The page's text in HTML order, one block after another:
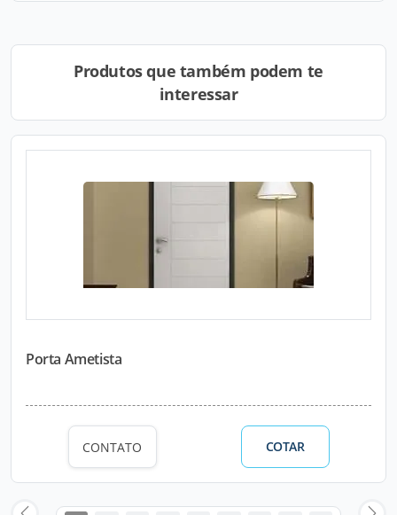
Produtos que também podem te
interessar
Porta Ametista
CONTATO COTAR